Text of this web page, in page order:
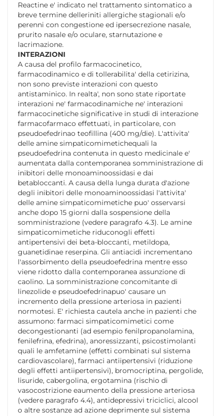
Reactine e' indicato nel trattamento sintomatico a
breve termine delleriniti allergiche stagionali e/o
perenni con congestione ed ipersecrezione nasale,
prurito nasale e/o oculare, starnutazione e
lacrimazione.
INTERAZIONI
A causa del profilo farmacocinetico,
farmacodinamico e di tollerabilita' della cetirizina,
non sono previste interazioni con questo
antistaminico. In realta', non sono state riportate
interazioni ne' farmacodinamiche ne' interazioni
farmacocinetiche significative in studi di interazione
farmacofarmaco effettuati, in particolare, con
pseudoefedrinao teofillina (400 mg/die). L'attivita'
delle amine simpaticomimetichequali la
pseudoefedrina contenuta in questo medicinale e'
aumentata dalla contemporanea somministrazione di
inibitori delle monoaminoossidasi e dai
betabloccanti. A causa della lunga durata d'azione
degli inibitori delle monoaminoossidasi l'attivita'
delle amine simpaticomimetiche puo' osservarsi
anche dopo 15 giorni dalla sospensione della
somministrazione (vedere paragrafo 4.3). Le amine
simpaticomimetiche riduconogli effetti
antipertensivi dei beta-bloccanti, metildopa,
guanetidinae reserpina. Gli antiacidi incrementano
l'assorbimento della pseudoefedrina mentre esso
viene ridotto dalla contemporanea assunzione di
caolino. La somministrazione concomitante di
linezolide e pseudoefedrinapuo' causare un
incremento della pressione arteriosa in pazienti
normotesi. E' richiesta cautela anche in pazienti che
assumono: farmaci simpaticomimetici come
decongestionanti (ad esempio fenilpropanolamina,
fenilefrina, efedrina), anoressizzanti, psicostimolanti
quali le amfetamine (effetti combinati sul sistema
cardiovascolare), farmaci antiipertensivi (riduzione
degli effetti antiipertensivi), bromocriptina, pergolide,
lisuride, cabergolina, ergotamina (rischio di
vasocostrizione eaumento della pressione arteriosa
(vedere paragrafo 4.4), antidepressivi triciclici, alcool
o altre sostanze ad azione deprimente sul sistema